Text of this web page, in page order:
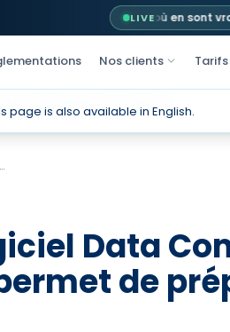
LIVE
Baromètre 2026 : où en sont
Nos clients Tarifs
RGPD Permet De Pre…
Comment le logiciel Data Comply
Data
de
page is also available in English.